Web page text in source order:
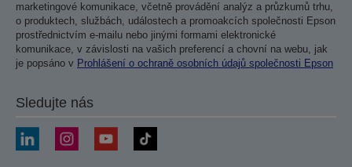
marketingové komunikace, včetně provádění analýz a průzkumů trhu,
o produktech, službách, událostech a promoakcích společnosti Epson
prostřednictvím e-mailu nebo jinými formami elektronické
komunikace, v závislosti na vašich preferencí a chovní na webu, jak
je popsáno v Prohlášení o ochraně osobních údajů společnosti Epson
Sledujte nás